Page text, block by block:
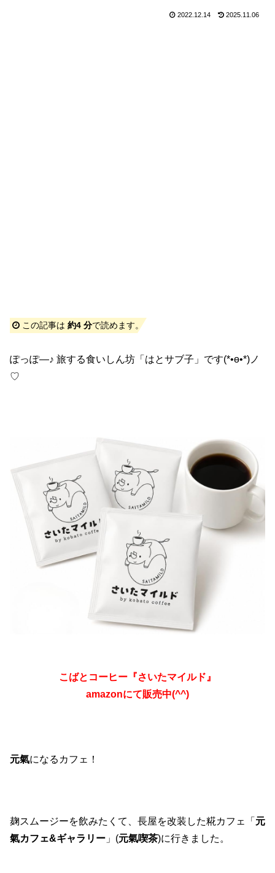
2022.12.14 2025.11.06
この記事は約4 分で読めます。
ぽっぽ―♪ 旅する食いしん坊「はとサブ子」です(*•ө•*)ノ
♡
こばとコーヒー『さいたマイルド』
amazonにて販売中(^^)
元氣になるカフェ！
麹スムージーを飲みたくて、長屋を改装した糀カフェ「 元
氣カフェ&ギャラリー 」(元氣喫茶)に行きました。